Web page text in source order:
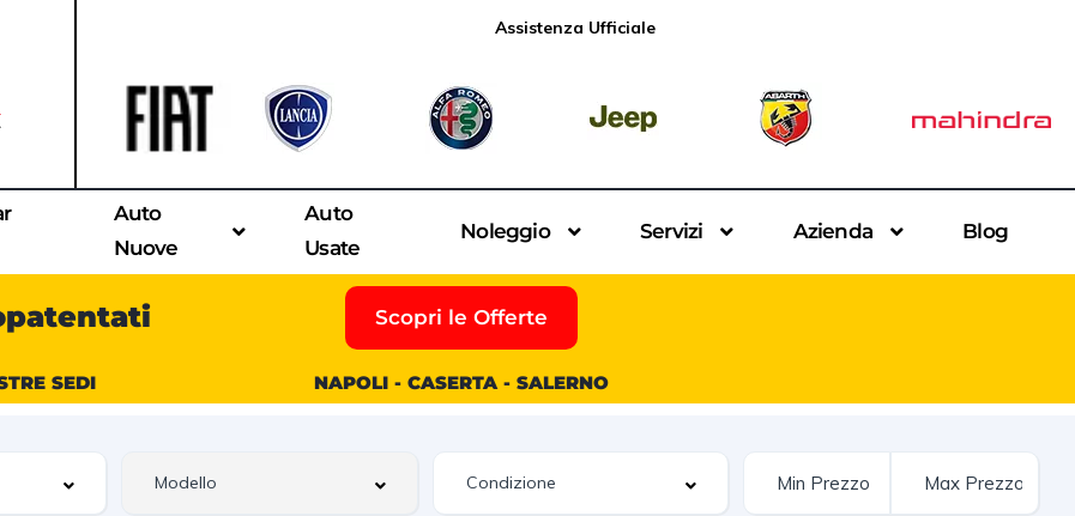
Assistenza Ufficiale
Auto
Nuove
Auto
Usate
Noleggio Servizi Azienda Blog
Scopri le Offerte
SEDI NAPOLI - CASERTA - SALERNO